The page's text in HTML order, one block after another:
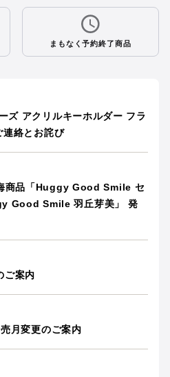
まもなく予約終了商品
ズ アクリルキーホルダー フラ
連絡とお詫び
商品「Huggy Good Smile セ
Good Smile 羽丘芽美」 発
ご案内
月変更のご案内